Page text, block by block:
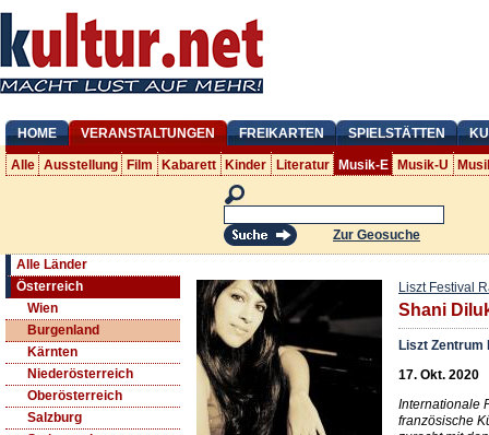
HOME VERANSTALTUNGEN FREIKARTEN SPIELSTÄTTEN
Alle Ausstellung Film Kabarett Kinder Literatur Musik-E Musik-U
Zur Geosuche
Alle Länder
Österreich
Wien
Burgenland
Kärnten
Niederösterreich
Oberösterreich
Salzburg
Liszt Festival
Shani
Liszt Zentrum
17. Okt. 2020
Internationale
französische